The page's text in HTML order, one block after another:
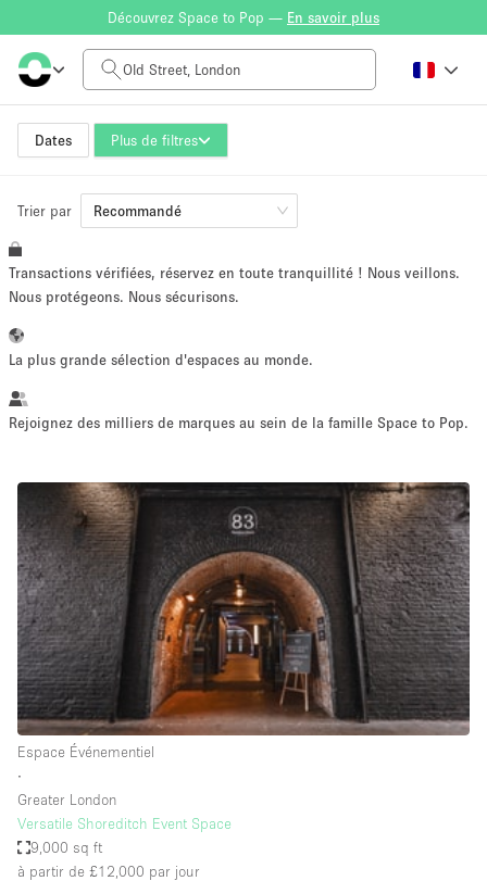
Découvrez Space to Pop — En savoir plus
Dates Plus de filtres
Tarif à la journée
£0
Taille de l'espace
~ 13 personnes
Vente au
détail
Showroom Événement Art Alimentation
Séance de
photo
Conférence Réunion Bureaux
Local
Commercial
Partagé
Type de l'espace
Atelier
Autre
Trier par Recommandé
Transactions vérifiées, réservez en toute tranquillité ! Nous veillons.
Nous protégeons. Nous sécurisons.
La plus grande sélection d'espaces au monde.
Rejoignez des milliers de marques au sein de la famille Space to Pop.
Espace Événementiel
∙
Greater London
Versatile Shoreditch Event Space
9,000 sq ft
à partir de £12,000 par jour